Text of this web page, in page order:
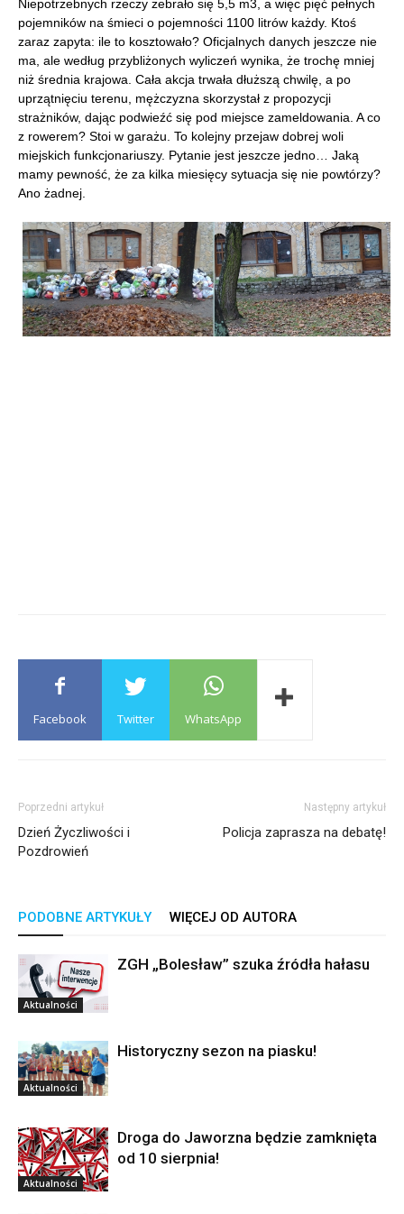
Niepotrzebnych rzeczy zebrało się 5,5 m3, a więc pięć pełnych
pojemników na śmieci o pojemności 1100 litrów każdy. Ktoś
zaraz zapyta: ile to kosztowało? Oficjalnych danych jeszcze nie
ma, ale według przybliżonych wyliczeń wynika, że trochę mniej
niż średnia krajowa. Cała akcja trwała dłuższą chwilę, a po
uprzątnięciu terenu, mężczyzna skorzystał z propozycji
strażników, dając podwieźć się pod miejsce zameldowania. A co
z rowerem? Stoi w garażu. To kolejny przejaw dobrej woli
miejskich funkcjonariuszy. Pytanie jest jeszcze jedno… Jaką
mamy pewność, że za kilka miesięcy sytuacja się nie powtórzy?
Ano żadnej.
Facebook Twitter WhatsApp
Poprzedni artykuł
Dzień Życzliwości i
Pozdrowień
Następny artykuł
Policja zaprasza na debatę!
PODOBNE ARTYKUŁY WIĘCEJ OD AUTORA
Aktualności
ZGH „Bolesław” szuka źródła hałasu
Aktualności
Historyczny sezon na piasku!
Aktualności
Droga do Jaworzna będzie zamknięta
od 10 sierpnia!